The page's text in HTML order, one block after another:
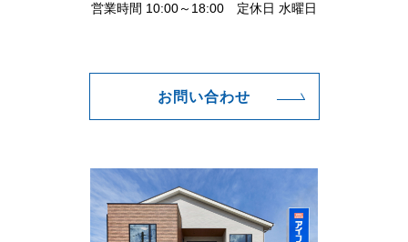
営業時間 10:00～18:00 定休日 水曜日
お問い合わせ